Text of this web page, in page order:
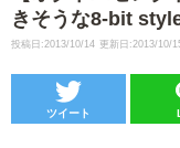
きそうな8-bit
投稿日:2013/10/14 更新日:2013/10/
ツイート